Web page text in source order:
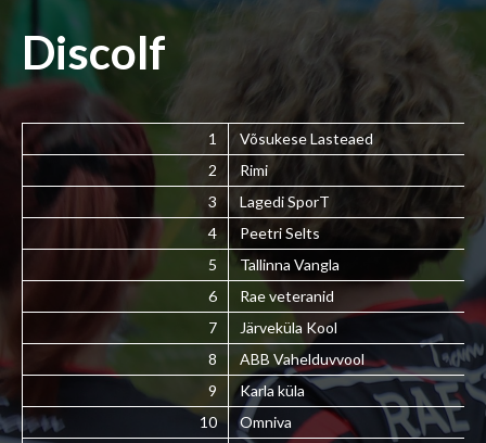
Discolf
1
Võsukese Lasteaed
2
Rimi
3
Lagedi SporT
4
Peetri Selts
5
Tallinna Vangla
6
Rae veteranid
7
Järveküla Kool
8
ABB Vahelduvvool
9
Karla küla
10
Omniva